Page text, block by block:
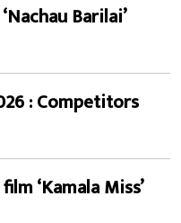
Barilai’
: Competitors
‘Kamala Miss’